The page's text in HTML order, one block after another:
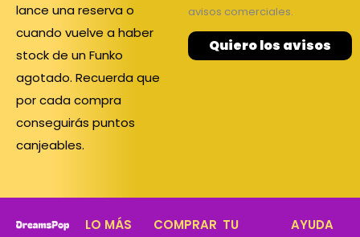
lance una reserva o
cuando vuelve a haber
stock de un Funko
agotado. Recuerda que
por cada compra
conseguirás puntos
canjeables.
avisos comerciales.
Quiero los avisos
LO MÁS
COMPRAR TU
AYUDA